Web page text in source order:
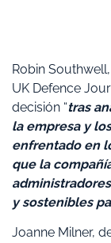
Robin
UK Defence
decisión “tras
la empresa y
enfrentado en
que la
y sostenibles
Joanne Milner,